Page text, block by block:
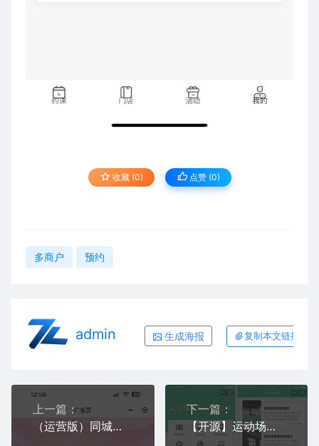
收藏 (0) 点赞 (0)
多商户 预约
admin 生成海报 复制本文链接
上一篇：
（运营版）同城交友搭子陪玩社群系统源码
下一篇：
【开源】运动场馆预约小程序